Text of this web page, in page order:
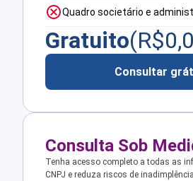
Quadro societário e
Gratuito(R$
Consultar
Consulta Sob
Tenha acesso completo a todas as
CNPJ e reduza riscos de